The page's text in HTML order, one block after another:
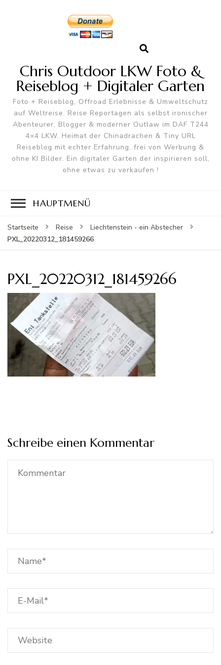
Chris Outdoor LKW Foto &
Reiseblog + Digitaler Garten
Foto + Reiseblog, Offroad Erlebnisse & Umweltschutz
auf Weltreise. Reise Reportagen als selbst ironischer
Abenteurer, Blogger & moderner Outlaw im DAF T244
4×4 LKW. Heimat der Chinadrachen & Tiny URL
Reiseblog mit echter Erfahrung, frei von Werbung &
ohne KI Bilder. Ein digitaler Garten der inspirieren soll,
ohne etwas zu verkaufen !
HAUPTMENÜ
Startseite Reise
Liechtenstein - ein Abstecher
PXL_20220312_181459266
PXL_20220312_181459266
Schreibe einen Kommentar